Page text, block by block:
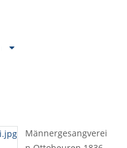
Männergesangverei